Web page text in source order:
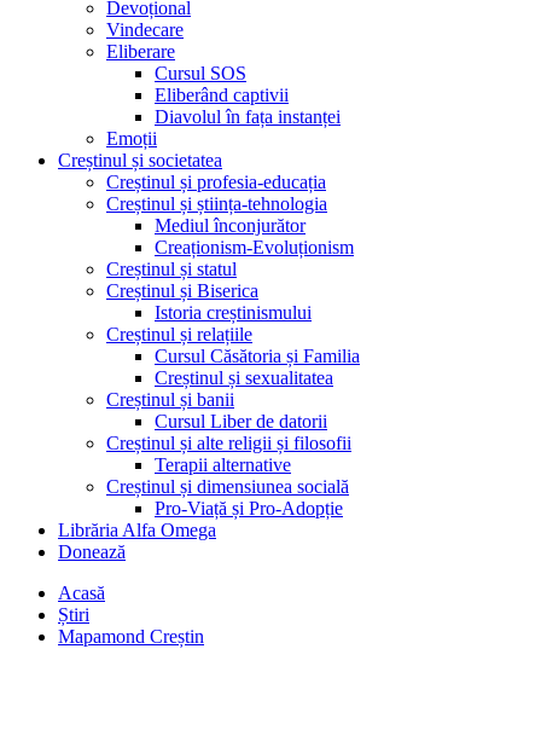
Devoțional
Vindecare
Eliberare
Cursul SOS
Eliberând captivii
Diavolul în fața instanței
Emoții
Creștinul și societatea
Creștinul și profesia-educația
Creștinul și știința-tehnologia
Mediul înconjurător
Creaționism-Evoluționism
Creștinul și statul
Creștinul și Biserica
Istoria creștinismului
Creștinul și relațiile
Cursul Căsătoria și Familia
Creștinul și sexualitatea
Creștinul și banii
Cursul Liber de datorii
Creștinul și alte religii și filosofii
Terapii alternative
Creștinul și dimensiunea socială
Pro-Viață și Pro-Adopție
Librăria Alfa Omega
Donează
Acasă
Știri
Mapamond Creștin